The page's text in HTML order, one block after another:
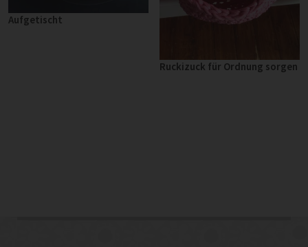
Aufgetischt
Ruckizuck für Ordnung sorgen